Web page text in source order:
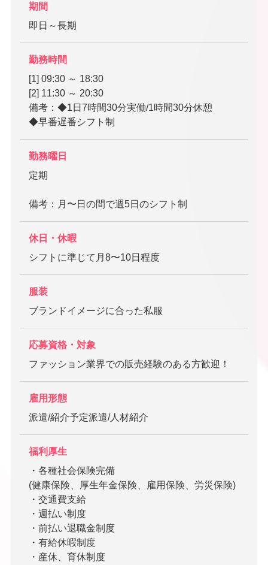
期間
即日～長期
勤務時間
[1] 09:30 ～ 18:30
[2] 11:30 ～ 20:30
備考：◆1日7時間30分実働/1時間30分休憩
◆早番遅番シフト制
勤務曜日
定期
備考：月〜日の間で週5日のシフト制
休日・休暇
シフトに準じて月8〜10日程度
服装
ブランドイメージに合った私服
応募資格・対象
ファッション業界での販売経験のある方歓迎！
雇用形態
派遣/紹介予定派遣/人材紹介
福利厚生
・各種社会保険完備
(健康保険、厚生年金保険、雇用保険、労災保険)
・交通費支給
・週払い制度
・前払い退職金制度
・有給休暇制度
・産休、育休制度